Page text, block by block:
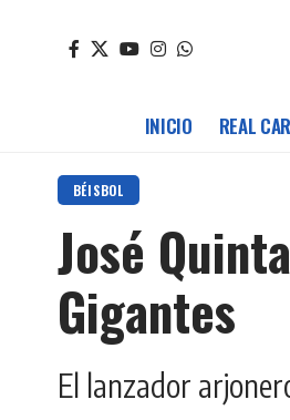
INICIO REAL
BÉISBOL
José
Gigantes
El lanzador